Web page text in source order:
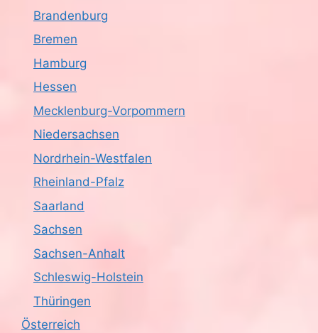
Brandenburg
Bremen
Hamburg
Hessen
Mecklenburg-Vorpommern
Niedersachsen
Nordrhein-Westfalen
Rheinland-Pfalz
Saarland
Sachsen
Sachsen-Anhalt
Schleswig-Holstein
Thüringen
Österreich